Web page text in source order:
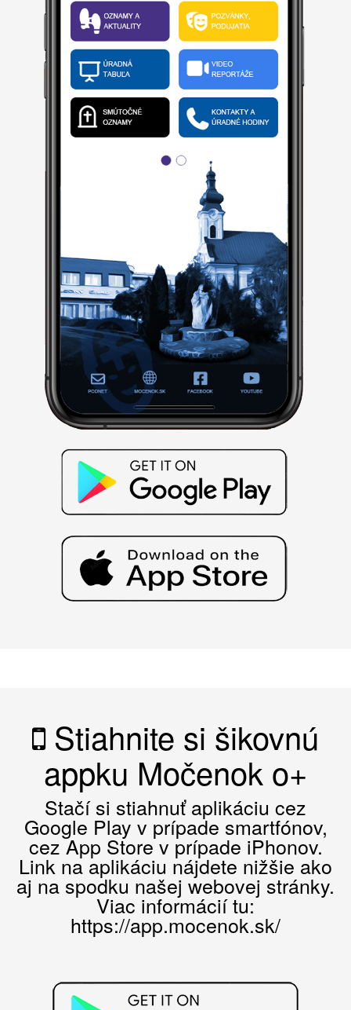
Stiahnite si šikovnú
appku Močenok o+
Stačí si stiahnuť aplikáciu cez
Google Play v prípade smartfónov,
cez App Store v prípade iPhonov.
Link na aplikáciu nájdete nižšie ako
aj na spodku našej webovej stránky.
Viac informácií tu:
https://app.mocenok.sk/